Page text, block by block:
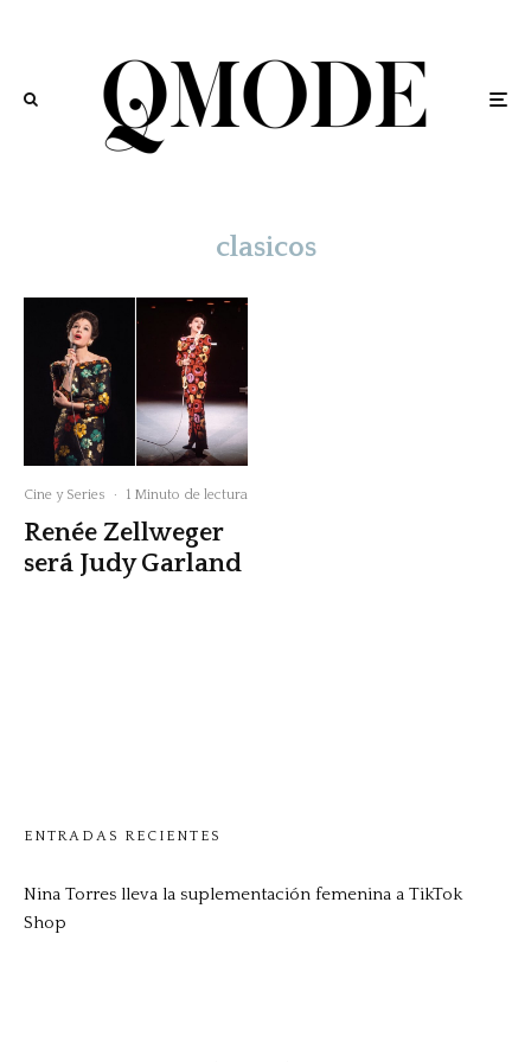
clasicos
Cine y Series · 1 Minuto de lectura
Renée Zellweger
será Judy Garland
ENTRADAS RECIENTES
Nina Torres lleva la suplementación femenina a TikTok
Shop